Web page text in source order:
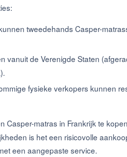
tweedehands Casper-
vanuit de Verenigde Staten
fysieke verkopers kunnen
Casper-matras in Frankrijk te
is het een risicovolle
een aangepaste service.